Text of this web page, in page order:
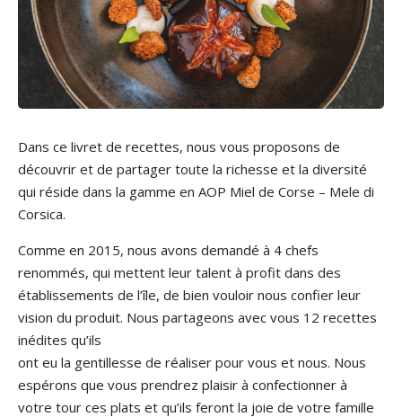
Dans ce livret de recettes, nous vous proposons de
découvrir et de partager toute la richesse et la diversité
qui réside dans la gamme en AOP Miel de Corse – Mele di
Corsica.
Comme en 2015, nous avons demandé à 4 chefs
renommés, qui mettent leur talent à profit dans des
établissements de l’île, de bien vouloir nous confier leur
vision du produit. Nous partageons avec vous 12 recettes
inédites qu’ils
ont eu la gentillesse de réaliser pour vous et nous. Nous
espérons que vous prendrez plaisir à confectionner à
votre tour ces plats et qu’ils feront la joie de votre famille